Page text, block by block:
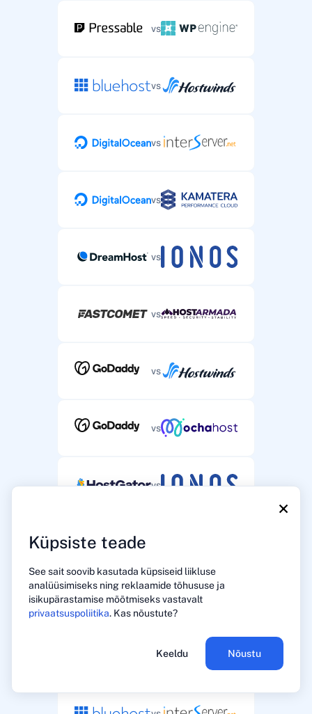
×
Küpsiste teade
See sait soovib kasutada küpsiseid liikluse
analüüsimiseks ning reklaamide tõhususe ja
isikupärastamise mõõtmiseks vastavalt
privaatsuspoliitika. Kas nõustute?
Keeldu Nõustu
vs
vs
vs
vs
vs
vs
vs
vs
vs
vs
vs